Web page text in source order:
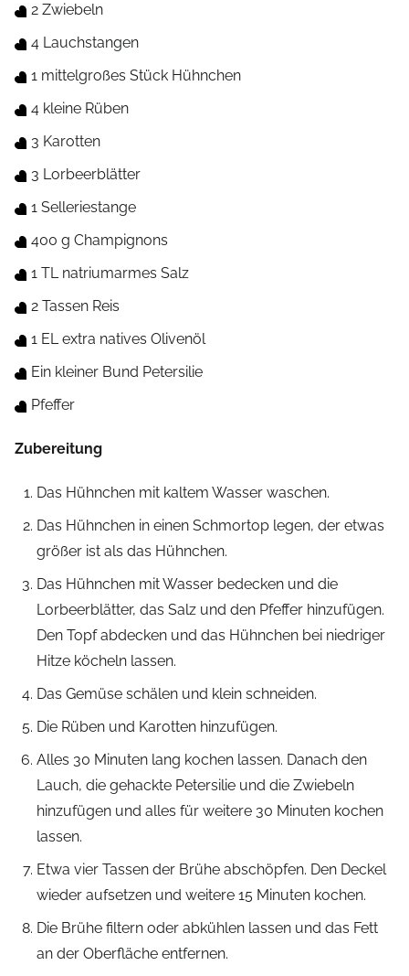
2 Zwiebeln
4 Lauchstangen
1 mittelgroßes Stück Hühnchen
4 kleine Rüben
3 Karotten
3 Lorbeerblätter
1 Selleriestange
400 g Champignons
1 TL natriumarmes Salz
2 Tassen Reis
1 EL extra natives Olivenöl
Ein kleiner Bund Petersilie
Pfeffer
Zubereitung
Das Hühnchen mit kaltem Wasser waschen.
Das Hühnchen in einen Schmortop legen, der etwas
größer ist als das Hühnchen.
Das Hühnchen mit Wasser bedecken und die
Lorbeerblätter, das Salz und den Pfeffer hinzufügen.
Den Topf abdecken und das Hühnchen bei niedriger
Hitze köcheln lassen.
Das Gemüse schälen und klein schneiden.
Die Rüben und Karotten hinzufügen.
Alles 30 Minuten lang kochen lassen. Danach den
Lauch, die gehackte Petersilie und die Zwiebeln
hinzufügen und alles für weitere 30 Minuten kochen
lassen.
Etwa vier Tassen der Brühe abschöpfen. Den Deckel
wieder aufsetzen und weitere 15 Minuten kochen.
Die Brühe filtern oder abkühlen lassen und das Fett
an der Oberfläche entfernen.